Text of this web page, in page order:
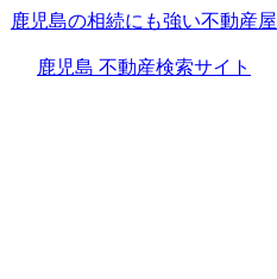
鹿児島の相続にも強い不動産屋
鹿児島 不動産検索サイト